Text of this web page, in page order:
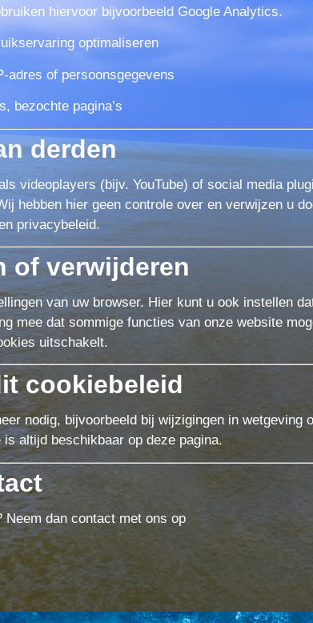
hiervoor bijvoorbeeld Google Analytics.
optimaliseren
adres of persoonsgegevens
bezochte pagina’s
derden
videoplayers (bijv. YouTube) of social media
hebben hier geen controle over en verwijzen u
privacybeleid.
of verwijderen
van uw browser. Hier kunt u ook instellen
mee dat sommige functies van onze website
uitschakelt.
cookiebeleid
nodig, bijvoorbeeld bij wijzigingen in wetgeving
altijd beschikbaar op deze pagina.
dan contact met ons op